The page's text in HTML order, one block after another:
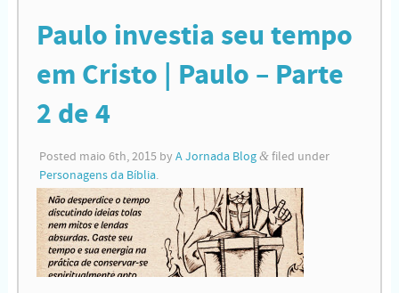
Paulo investia seu tempo
em Cristo | Paulo – Parte
2 de 4
Posted maio 6th, 2015 by A Jornada Blog &filed under
Personagens da Bíblia.